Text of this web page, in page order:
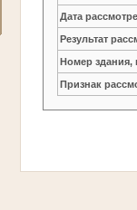
Дата
Результат
Номер здания,
Признак